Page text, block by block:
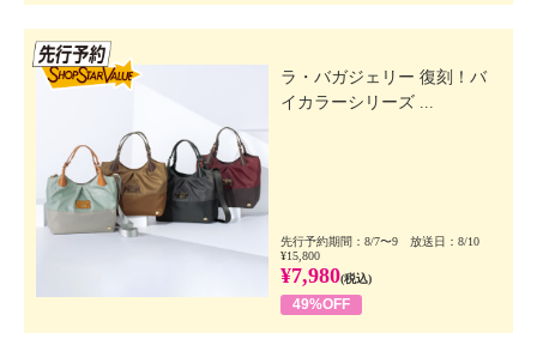
ラ・バガジェリー 復刻！バ
イカラーシリーズ ...
先行予約期間：8/7〜9 放送日：8/10
¥15,800
¥7,980(税込)
49%OFF